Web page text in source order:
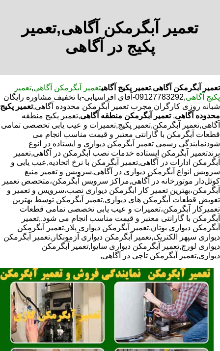
تعمیر آبگرمکن آگاهی,تعمیر
پکیج در آگاهی
تعمیر آبگرمکن آگاهی,تعمیر پکیج آگاهیتعمیر آبگرمکن آگاهی,تعمیر
پکیج آگاهی
,09127783292-آقای افراسیابی-با تخفیف مشاوره رایگان
شبانه روزی کارگران مجرب تعمیر آبگرمکن محدوده آگاهی,تعمیر پکیج
محدوده آگاهی, تعمیر آبگرمکن منطقه آگاهی,تعمیر پکیج منطقه
آگاهی,تعمیر آبگرمکن,تعمیر پکیج,تعمیرات و عیب یابی تخصصی تمامی
قطعات آبگرمکن با گارانتی معتبر و قیمت مناسب انجام می
شودنمایندگی رسمی تعمیر آبگرمکن دیواری و ایستاده در انوع
برندتعمیر آبگرمکن ایستاده خدمات نصب آبگرمکن در آگاهی,تعمیر
آبگرمکن ادارات در آگاهی,تعمیر آبگرمکن با نرخ اتحادیه,عیب یابی و
سرویس انواع آبگرمکن دیواری در آگاهی,سرویس و تعمیر منبع
کوئل‌دار موتورخانه در آگاهی,مراکز سرویس آبگرمکن،متخصص تعمیر
آبگرمکن،بهترین تعمیر کار ابگرمکن دیواری نصب،سرویس و تعمیر و
تعویض قطعات آبگرمکن های دیواری,تعمیر آبگرمکن توسط بهترین
تعمیرکار آبگرمکن،تعمیرات و عیب یابی تخصصی تمامی قطعات
آبگرمکن با گارانتی معتبر و قیمت مناسب انجام می شود.,تعمیر
آبگرمکن دیواری بوتان,تعمیر آبگرمکن دیواری پلار,تعمیر آبگرمکن
دیواری سپهر الکتریک,تعمیر آبگرمکن دیواری آزمونکار,تعمیر آبگرمکن
دیواری لورچ,تعمیر آبگرمکن دیواری سایوا,تعمیر آبگرمکن
دیواری,تعمیر آبگرمکن تاچی در آگاهی,